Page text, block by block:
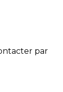
par